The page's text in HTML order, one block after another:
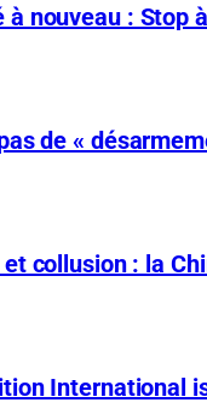
à nouveau : Stop
de «
collusion : la
International